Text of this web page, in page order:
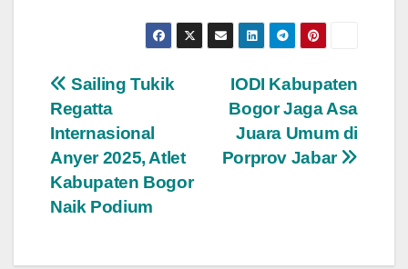
Navigasi
pos
IODI Kabupaten
Bogor Jaga Asa
Juara Umum di
Porprov Jabar
Sailing Tukik
Regatta
Internasional
Anyer 2025, Atlet
Kabupaten Bogor
Naik Podium